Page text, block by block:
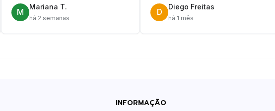
M
Mariana T.
há 2 semanas
D
Diego Freitas
há 1 mês
INFORMAÇÃO